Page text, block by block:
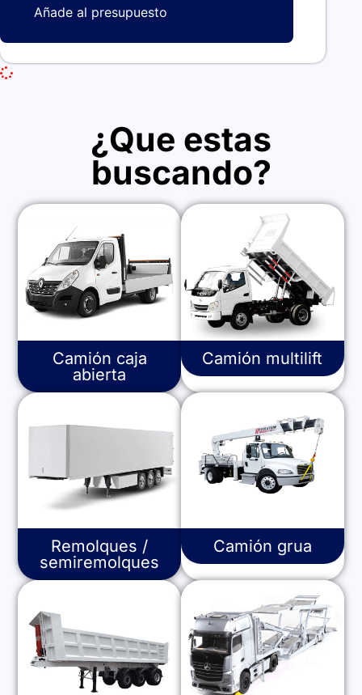
Añade al presupuesto
¿Que estas
buscando?
Camión caja
abierta
Camión multilift
Remolques /
semiremolques
Camión grua